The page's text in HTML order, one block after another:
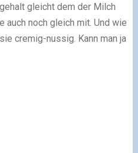
gleicht dem der Milch
noch gleich mit. Und wie
cremig-nussig. Kann man ja